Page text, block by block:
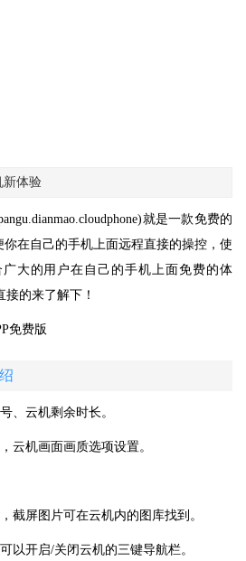
新体验
就是一款免费的
在自己的手机上面远程直接的操控，使
大的用户在自己的手机上面免费的体
的来了解下！
、云机剩余时长。
云机画面画质选项设置。
截屏图片可在云机内的图库找到。
以开启/关闭云机的三键导航栏。